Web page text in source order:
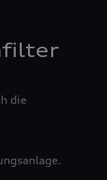
die